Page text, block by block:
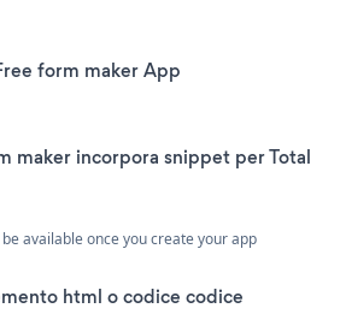
form maker App
maker incorpora snippet per Total
available once you create your app
html o codice codice